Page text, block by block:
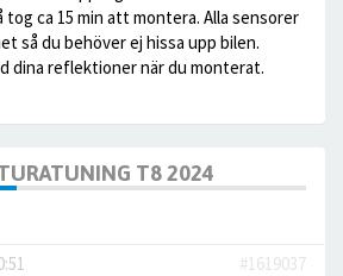
tog ca 15 min att montera. Alla sensorer
så du behöver ej hissa upp bilen.
dina reflektioner när du monterat.
T8 2024
#1619037